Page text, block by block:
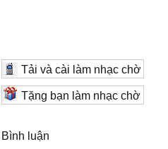
Tải và cài làm nhạc chờ
Tặng bạn làm nhạc chờ
Bình luận